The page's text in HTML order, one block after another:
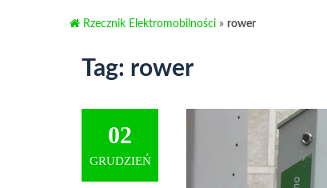
Rzecznik Elektromobilności » rower
Tag: rower
02
GRUDZIEŃ